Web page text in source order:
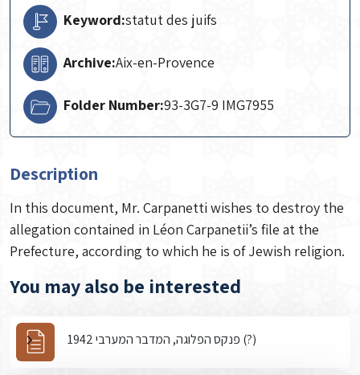
Keyword:statut des juifs
Archive:Aix-en-Provence
Folder Number:93-3G7-9 IMG7955
Description
In this document, Mr. Carpanetti wishes to destroy the
allegation contained in Léon Carpanetii’s file at the
Prefecture, according to which he is of Jewish religion.
You may also be interested
פנקס הפלוגה, המדבר המערבי 1942 (?)